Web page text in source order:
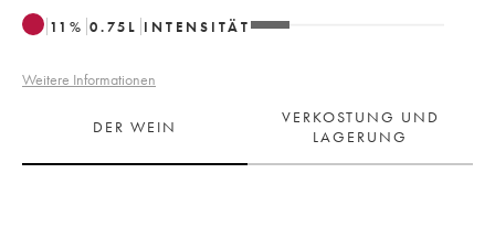
11 % 0.75 L INTENSITÄT
Weitere Informationen
DER WEIN
VERKOSTUNG UND
LAGERUNG